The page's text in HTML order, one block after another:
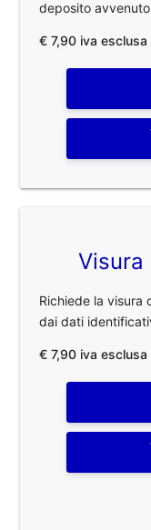
deposito
€ 7,90 iva esclusa
Visura
Richiede la visura
dai dati
€ 7,90 iva esclusa